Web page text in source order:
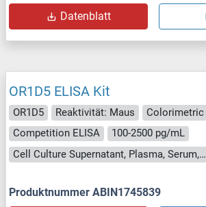
Datenblatt
OR1D5 ELISA Kit
OR1D5 Reaktivität: Maus
Colorimetric
Competition ELISA
100-2500 pg/mL
Cell Culture Supernatant, Plasma, Serum, Tissue Homogenate
Produktnummer ABIN1745839